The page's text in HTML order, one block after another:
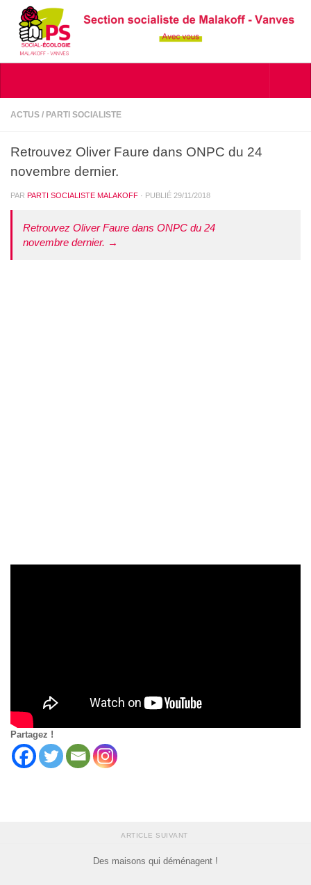
Skip to content
ACTUS / PARTI SOCIALISTE
Retrouvez Oliver Faure dans ONPC du 24
novembre dernier.
PAR PARTI SOCIALISTE MALAKOFF · PUBLIÉ 29/11/2018
Retrouvez Oliver Faure dans ONPC du 24
novembre dernier. →
Partagez !
ARTICLE SUIVANT
Des maisons qui déménagent !